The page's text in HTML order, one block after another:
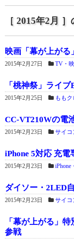
［ 2015年2月
映画「幕が上がる
2015年2月27日 TV・
「桃神祭」ライブ
2015年2月25日 ももク
CC-VT210Wの電
2015年2月23日 サイコ
iPhone 5対応 充電
2015年2月23日 iPhone
ダイソー・2LED
2015年2月23日 サイコ
「幕が上がる」
参戦